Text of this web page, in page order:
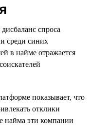
спроса
среди синих
в найме отражается
показывает, что
отклики
найма эти компании